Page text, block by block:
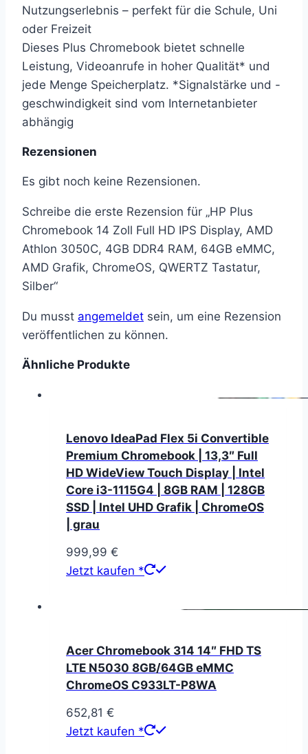
Nutzungserlebnis – perfekt für die Schule, Uni
oder Freizeit
Dieses Plus Chromebook bietet schnelle
Leistung, Videoanrufe in hoher Qualität* und
jede Menge Speicherplatz. *Signalstärke und -
geschwindigkeit sind vom Internetanbieter
abhängig
Rezensionen
Es gibt noch keine Rezensionen.
Schreibe die erste Rezension für „HP Plus
Chromebook 14 Zoll Full HD IPS Display, AMD
Athlon 3050C, 4GB DDR4 RAM, 64GB eMMC,
AMD Grafik, ChromeOS, QWERTZ Tastatur,
Silber“
Du musst angemeldet sein, um eine Rezension
veröffentlichen zu können.
Ähnliche Produkte
Lenovo IdeaPad Flex 5i Convertible
Premium Chromebook | 13,3″ Full
HD WideView Touch Display | Intel
Core i3-1115G4 | 8GB RAM | 128GB
SSD | Intel UHD Grafik | ChromeOS
| grau
999,99 €
Jetzt kaufen *
Acer Chromebook 314 14″ FHD TS
LTE N5030 8GB/64GB eMMC
ChromeOS C933LT-P8WA
652,81 €
Jetzt kaufen *